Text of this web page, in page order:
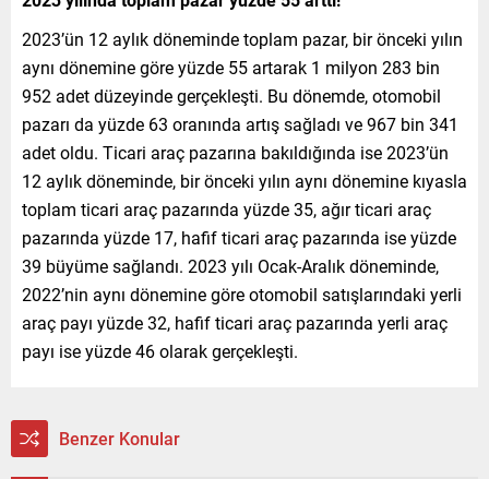
2023’ün 12 aylık döneminde toplam pazar, bir önceki yılın
aynı dönemine göre yüzde 55 artarak 1 milyon 283 bin
952 adet düzeyinde gerçekleşti. Bu dönemde, otomobil
pazarı da yüzde 63 oranında artış sağladı ve 967 bin 341
adet oldu. Ticari araç pazarına bakıldığında ise 2023’ün
12 aylık döneminde, bir önceki yılın aynı dönemine kıyasla
toplam ticari araç pazarında yüzde 35, ağır ticari araç
pazarında yüzde 17, hafif ticari araç pazarında ise yüzde
39 büyüme sağlandı. 2023 yılı Ocak-Aralık döneminde,
2022’nin aynı dönemine göre otomobil satışlarındaki yerli
araç payı yüzde 32, hafif ticari araç pazarında yerli araç
payı ise yüzde 46 olarak gerçekleşti.
Benzer Konular